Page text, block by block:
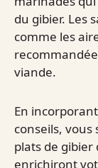
du gibier. Les
comme les
viande.
En
conseils,
plats de
enrichiront